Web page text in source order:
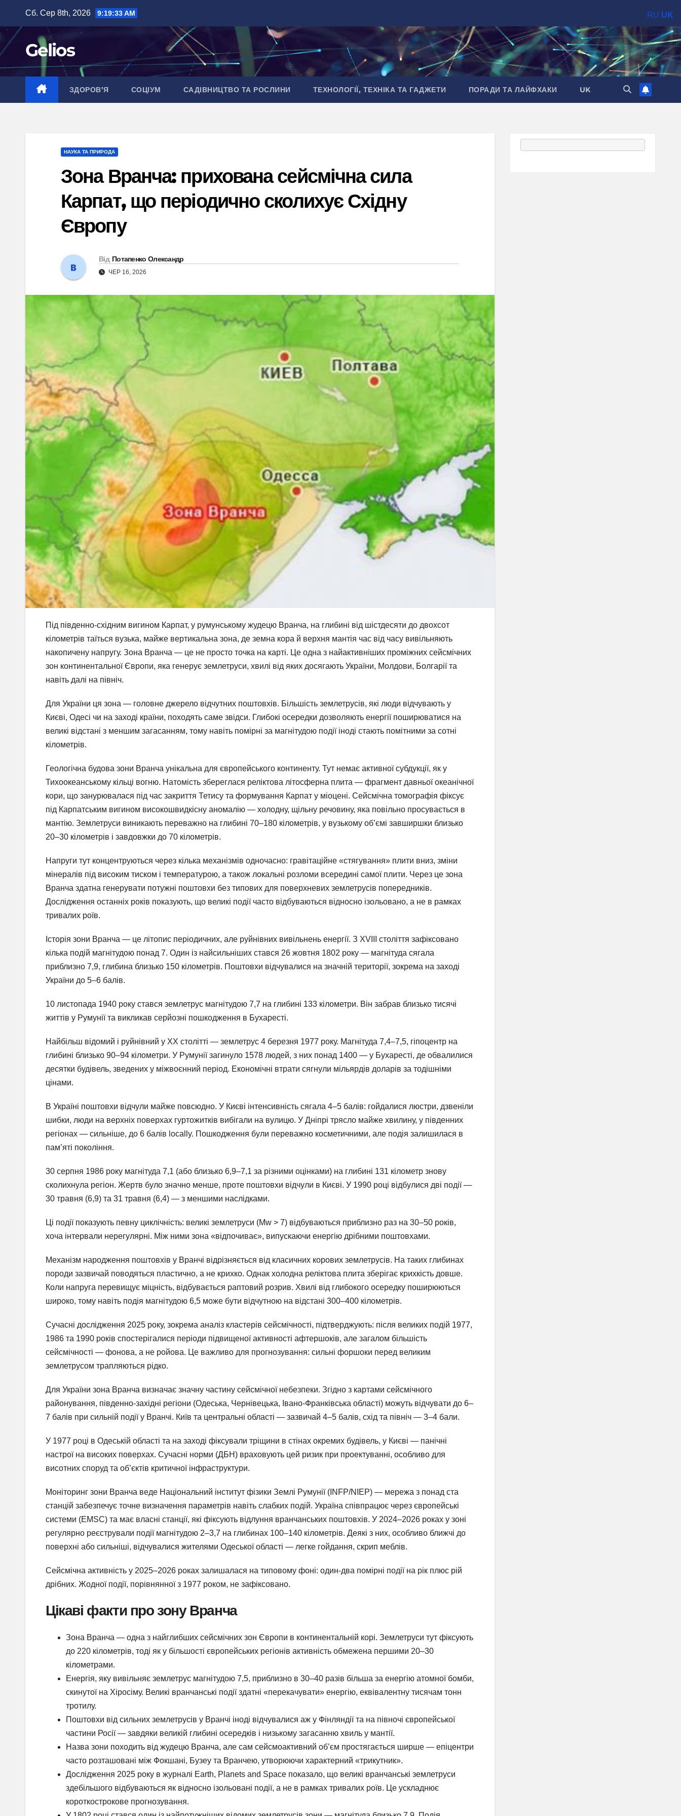
вмісту
Сб. Сер 8th, 2026 9:19:35 AM
Gelios
ЗДОРОВ’Я СОЦІУМ САДІВНИЦТВО ТА РОСЛИНИ ТЕХНОЛОГІЇ, ТЕХНІКА ТА ГАДЖЕТИ ПОРАДИ ТА ЛАЙФХАКИ UK
НАУКА ТА ПРИРОДА
Зона Вранча: прихована сейсмічна сила
Карпат, що періодично сколихує Східну
Європу
Від Потапенко Олександр
ЧЕР 16, 2026
Під південно-східним вигином Карпат, у румунському жудецю Вранча, на глибині від шістдесяти до двохсот
кілометрів таїться вузька, майже вертикальна зона, де земна кора й верхня мантія час від часу вивільняють
накопичену напругу. Зона Вранча — це не просто точка на карті. Це одна з найактивніших проміжних сейсмічних
зон континентальної Європи, яка генерує землетруси, хвилі від яких досягають України, Молдови, Болгарії та
навіть далі на північ.
Для України ця зона — головне джерело відчутних поштовхів. Більшість землетрусів, які люди відчувають у
Києві, Одесі чи на заході країни, походять саме звідси. Глибокі осередки дозволяють енергії поширюватися на
великі відстані з меншим загасанням, тому навіть помірні за магнітудою події іноді стають помітними за сотні
кілометрів.
Геологічна будова зони Вранча унікальна для європейського континенту. Тут немає активної субдукції, як у
Тихоокеанському кільці вогню. Натомість збереглася реліктова літосферна плита — фрагмент давньої океанічної
кори, що занурювалася під час закриття Тетису та формування Карпат у міоцені. Сейсмічна томографія фіксує
під Карпатським вигином високошвидкісну аномалію — холодну, щільну речовину, яка повільно просувається в
мантію. Землетруси виникають переважно на глибині 70–180 кілометрів, у вузькому об’ємі завширшки близько
20–30 кілометрів і завдовжки до 70 кілометрів.
Напруги тут концентруються через кілька механізмів одночасно: гравітаційне «стягування» плити вниз, зміни
мінералів під високим тиском і температурою, а також локальні розломи всередині самої плити. Через це зона
Вранча здатна генерувати потужні поштовхи без типових для поверхневих землетрусів попередників.
Дослідження останніх років показують, що великі події часто відбуваються відносно ізольовано, а не в рамках
тривалих роїв.
Історія зони Вранча — це літопис періодичних, але руйнівних вивільнень енергії. З XVIII століття зафіксовано
кілька подій магнітудою понад 7. Один із найсильніших стався 26 жовтня 1802 року — магнітуда сягала
приблизно 7,9, глибина близько 150 кілометрів. Поштовхи відчувалися на значній території, зокрема на заході
України до 5–6 балів.
10 листопада 1940 року стався землетрус магнітудою 7,7 на глибині 133 кілометри. Він забрав близько тисячі
життів у Румунії та викликав серйозні пошкодження в Бухаресті.
Найбільш відомий і руйнівний у XX столітті — землетрус 4 березня 1977 року. Магнітуда 7,4–7,5, гіпоцентр на
глибині близько 90–94 кілометри. У Румунії загинуло 1578 людей, з них понад 1400 — у Бухаресті, де обвалилися
десятки будівель, зведених у міжвоєнний період. Економічні втрати сягнули мільярдів доларів за тодішніми
цінами.
В Україні поштовхи відчули майже повсюдно. У Києві інтенсивність сягала 4–5 балів: гойдалися люстри, дзвеніли
шибки, люди на верхніх поверхах гуртожитків вибігали на вулицю. У Дніпрі трясло майже хвилину, у південних
регіонах — сильніше, до 6 балів locally. Пошкодження були переважно косметичними, але подія залишилася в
пам’яті покоління.
30 серпня 1986 року магнітуда 7,1 (або близько 6,9–7,1 за різними оцінками) на глибині 131 кілометр знову
сколихнула регіон. Жертв було значно менше, проте поштовхи відчули в Києві. У 1990 році відбулися дві події —
30 травня (6,9) та 31 травня (6,4) — з меншими наслідками.
Ці події показують певну циклічність: великі землетруси (Mw > 7) відбуваються приблизно раз на 30–50 років,
хоча інтервали нерегулярні. Між ними зона «відпочиває», випускаючи енергію дрібними поштовхами.
Механізм народження поштовхів у Вранчі відрізняється від класичних корових землетрусів. На таких глибинах
породи зазвичай поводяться пластично, а не крихко. Однак холодна реліктова плита зберігає крихкість довше.
Коли напруга перевищує міцність, відбувається раптовий розрив. Хвилі від глибокого осередку поширюються
широко, тому навіть подія магнітудою 6,5 може бути відчутною на відстані 300–400 кілометрів.
Сучасні дослідження 2025 року, зокрема аналіз кластерів сейсмічності, підтверджують: після великих подій 1977,
1986 та 1990 років спостерігалися періоди підвищеної активності афтершоків, але загалом більшість
сейсмічності — фонова, а не ройова. Це важливо для прогнозування: сильні форшоки перед великим
землетрусом трапляються рідко.
Для України зона Вранча визначає значну частину сейсмічної небезпеки. Згідно з картами сейсмічного
районування, південно-західні регіони (Одеська, Чернівецька, Івано-Франківська області) можуть відчувати до 6–
7 балів при сильній події у Вранчі. Київ та центральні області — зазвичай 4–5 балів, схід та північ — 3–4 бали.
У 1977 році в Одеській області та на заході фіксували тріщини в стінах окремих будівель, у Києві — панічні
настрої на високих поверхах. Сучасні норми (ДБН) враховують цей ризик при проектуванні, особливо для
висотних споруд та об’єктів критичної інфраструктури.
Моніторинг зони Вранча веде Національний інститут фізики Землі Румунії (INFP/NIEP) — мережа з понад ста
станцій забезпечує точне визначення параметрів навіть слабких подій. Україна співпрацює через європейські
системи (EMSC) та має власні станції, які фіксують відлуння вранчанських поштовхів. У 2024–2026 роках у зоні
регулярно реєстрували події магнітудою 2–3,7 на глибинах 100–140 кілометрів. Деякі з них, особливо ближчі до
поверхні або сильніші, відчувалися жителями Одеської області — легке гойдання, скрип меблів.
Сейсмічна активність у 2025–2026 роках залишалася на типовому фоні: один-два помірні події на рік плюс рій
дрібних. Жодної події, порівнянної з 1977 роком, не зафіксовано.
Цікаві факти про зону Вранча
Зона Вранча — одна з найглибших сейсмічних зон Європи в континентальній корі. Землетруси тут фіксують
до 220 кілометрів, тоді як у більшості європейських регіонів активність обмежена першими 20–30
кілометрами.
Енергія, яку вивільняє землетрус магнітудою 7,5, приблизно в 30–40 разів більша за енергію атомної бомби,
скинутої на Хіросіму. Великі вранчанські події здатні «перекачувати» енергію, еквівалентну тисячам тонн
тротилу.
Поштовхи від сильних землетрусів у Вранчі іноді відчувалися аж у Фінляндії та на півночі європейської
частини Росії — завдяки великій глибині осередків і низькому загасанню хвиль у мантії.
Назва зони походить від жудецю Вранча, але сам сейсмоактивний об’єм простягається ширше — епіцентри
часто розташовані між Фокшані, Бузеу та Вранчею, утворюючи характерний «трикутник».
Дослідження 2025 року в журналі Earth, Planets and Space показало, що великі вранчанські землетруси
здебільшого відбуваються як відносно ізольовані події, а не в рамках тривалих роїв. Це ускладнює
короткострокове прогнозування.
RU UK